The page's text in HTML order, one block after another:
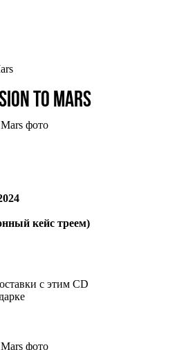
To Mars
кейс треем)
с этим CD